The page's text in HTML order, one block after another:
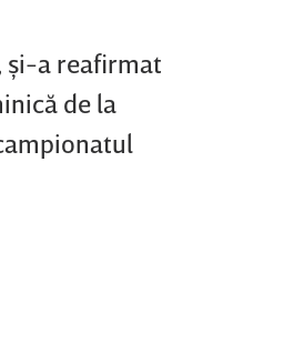
şi-a reafirmat
de la